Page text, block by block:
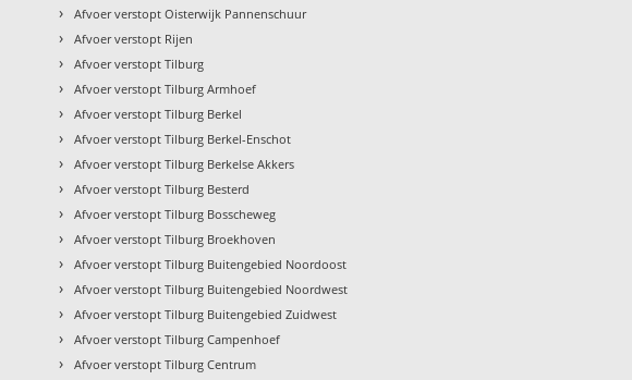
› Afvoer verstopt Oisterwijk Pannenschuur
› Afvoer verstopt Rijen
› Afvoer verstopt Tilburg
› Afvoer verstopt Tilburg Armhoef
› Afvoer verstopt Tilburg Berkel
› Afvoer verstopt Tilburg Berkel-Enschot
› Afvoer verstopt Tilburg Berkelse Akkers
› Afvoer verstopt Tilburg Besterd
› Afvoer verstopt Tilburg Bosscheweg
› Afvoer verstopt Tilburg Broekhoven
› Afvoer verstopt Tilburg Buitengebied Noordoost
› Afvoer verstopt Tilburg Buitengebied Noordwest
› Afvoer verstopt Tilburg Buitengebied Zuidwest
› Afvoer verstopt Tilburg Campenhoef
› Afvoer verstopt Tilburg Centrum